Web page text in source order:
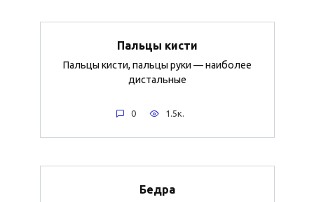
Пальцы кисти
Пальцы кисти, пальцы руки — наиболее
дистальные
0 1.5к.
Бедра